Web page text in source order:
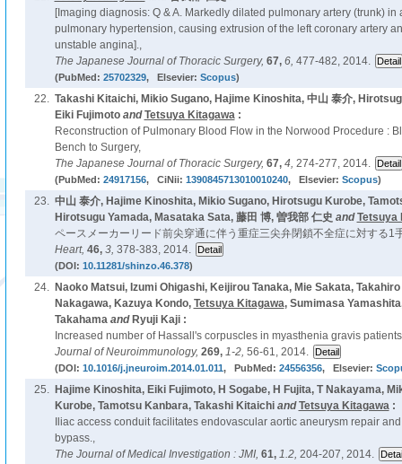
[Imaging diagnosis: Q & A. Markedly dilated pulmonary artery (trunk) in
pulmonary hypertension, causing extrusion of the left coronary artery
unstable angina].,
The Japanese Journal of Thoracic Surgery, 67, 6, 477-482, 2014.
(PubMed: 25702329, Elsevier: Scopus)
22. Takashi Kitaichi, Mikio Sugano, Hajime Kinoshita, 中山 泰介,
Eiki FujimotoandTetsuya Kitagawa:
Reconstruction of Pulmonary Blood Flow in the Norwood Procedure :
Bench to Surgery,
The Japanese Journal of Thoracic Surgery, 67, 4, 274-277, 2014.
(PubMed: 24917156, CiNii: 1390845713010010240, Elsevier: Scopus)
23. 中山 泰介, Hajime Kinoshita, Mikio Sugano, Hirotsugu Kurobe,
Hirotsugu Yamada, Masataka Sata, 藤田 博, 曽我部 仁史 andTetsuya
ペースメーカーリード前尖穿通に伴う重症三尖弁閉鎖不全症に対する1
Heart, 46, 3, 378-383, 2014.
(DOI: 10.11281/shinzo.46.378)
24.
Naoko Matsui, Izumi Ohigashi, Keijirou Tanaka, Mie Sakata,
Nakagawa, Kazuya Kondo, Tetsuya Kitagawa, Sumimasa
Takahamaand Ryuji Kaji :
Increased number of Hassall's corpuscles in myasthenia gravis
Journal of Neuroimmunology, 269, 1-2, 56-61, 2014.
(DOI: 10.1016/j.jneuroim.2014.01.011, PubMed: 24556356, Elsevier:
25.
Hajime Kinoshita, Eiki Fujimoto, H Sogabe, H Fujita, T Nakayama,
Kurobe, Tamotsu Kanbara, Takashi KitaichiandTetsuya Kitagawa:
Iliac access conduit facilitates endovascular aortic aneurysm repair
bypass.,
The Journal of Medical Investigation : JMI, 61, 1.2, 204-207, 2014.